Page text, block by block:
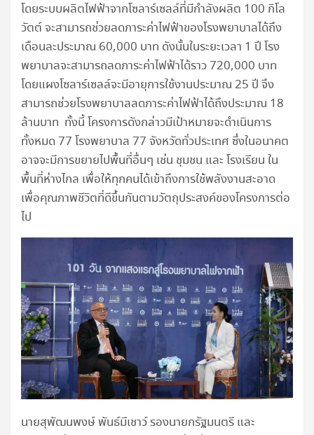
โดยระบบผลิตไฟฟ้าจากโซลาร์เซลล์ที่มีกำลังผลิต 100 กิโล
วัตต์ จะสามารถช่วยลดภาระค่าไฟฟ้าของโรงพยาบาลได้ถึง
เดือนละประมาณ 60,000 บาท ดังนั้นในระยะเวลา 1 ปี โรง
พยาบาลจะสามารถลดภาระค่าไฟฟ้าได้ราว 720,000 บาท
โดยแผงโซลาร์เซลล์จะมีอายุการใช้งานประมาณ 25 ปี จึง
สามารถช่วยโรงพยาบาลลดภาระค่าไฟฟ้าได้ถึงประมาณ 18
ล้านบาท ทั้งนี้ โครงการดังกล่าวมีเป้าหมายจะดำเนินการ
ทั้งหมด 77 โรงพยาบาล 77 จังหวัดทั่วประเทศ ซึ่งในอนาคต
อาจจะมีการขยายไปพื้นที่อื่นๆ เช่น ชุมชน และ โรงเรียน ใน
พื้นที่ห่างไกล เพื่อให้ทุกคนได้เข้าถึงการใช้พลังงานสะอาด
เพื่อคุณภาพชีวิตที่ดีขึ้นกันตามวัตถุประสงค์ของโครงการต่อ
ไป
นายสุพัฒนพงษ์ พันธ์มีเชาว์ รองนายกรัฐมนตรี และ